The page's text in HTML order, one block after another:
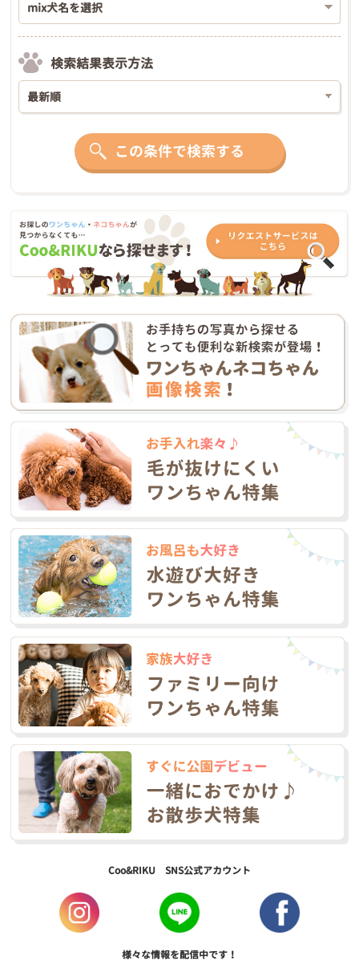
検索結果表示方法
この条件で検索する
Coo&RIKU SNS公式アカウント
様々な情報を配信中です！